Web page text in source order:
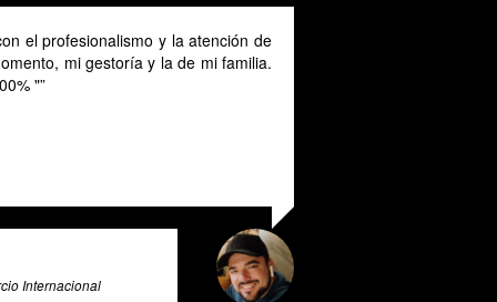
el profesionalismo y la atención de
mi gestoría y la de mi familia.
"
Internacional